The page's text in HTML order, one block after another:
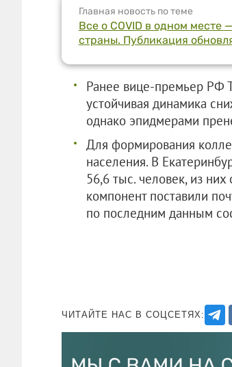
Главная новость по теме
Все о COVID в одном месте
страны. Публикация
Ранее вице-премьер РФ
устойчивая динамика
однако эпидмерами
Для формирования
населения. В
56,6 тыс. человек, из
компонент поставили
по последним данным
ЧИТАЙТЕ НАС В СОЦСЕТЯХ: